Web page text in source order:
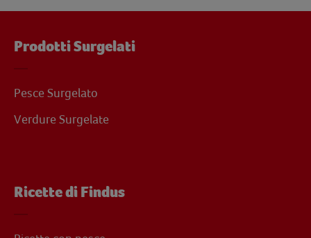
Prodotti Surgelati
Pesce Surgelato
Verdure Surgelate
Ricette di Findus